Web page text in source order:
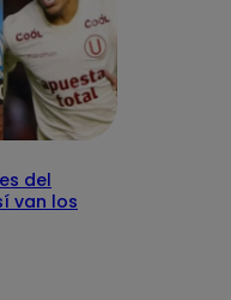
del
van los